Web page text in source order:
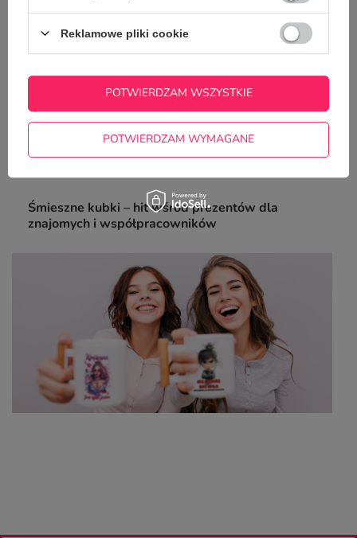
Śmieszny kubek z nadrukiem - Nie wiem, nie
Z NASZEGO BLOGA
Śmieszne kubki – hit wśród prezentów dla
znajomych i współpracowników
Reklamowe pliki cookie
POTWIERDZAM WYMAGANE
POTWIERDZAM WSZYSTKIE